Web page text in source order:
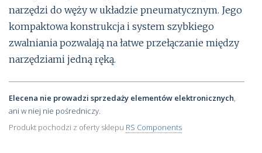
narzędzi do węży w układzie pneumatycznym. Jego
kompaktowa konstrukcja i system szybkiego
zwalniania pozwalają na łatwe przełączanie między
narzędziami jedną ręką.
Elecena nie prowadzi sprzedaży elementów elektronicznych,
ani w niej nie pośredniczy.
Produkt pochodzi z oferty sklepu RS Components